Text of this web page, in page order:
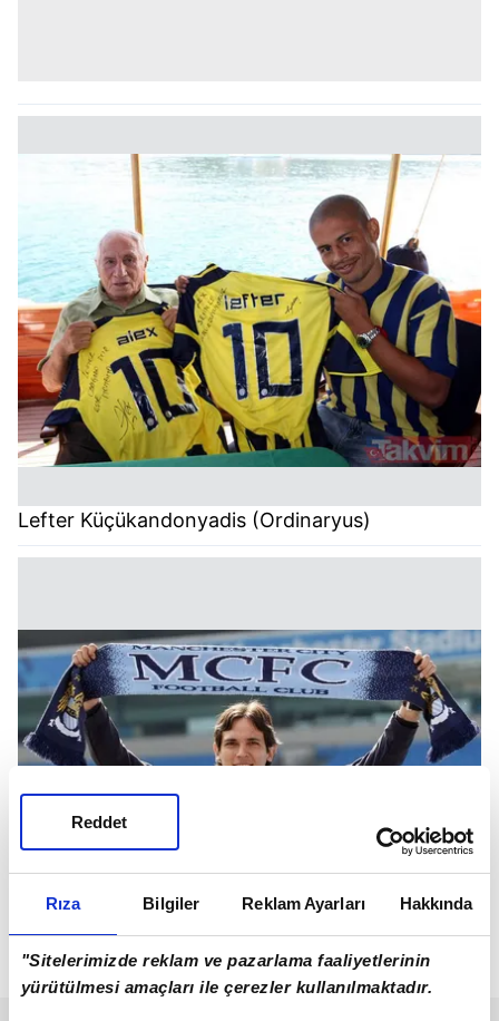
Rıza Bilgiler Reklam Ayarları Hakkında
"Sitelerimizde reklam ve pazarlama faaliyetlerinin
yürütülmesi amaçları ile çerezler kullanılmaktadır.
Reddet
Lefter Küçükandonyadis (Ordinaryus)
Roque Santa Cruz (Bebek Golcü)